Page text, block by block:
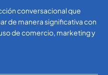
conversacional que
de manera significativa con
de comercio, marketing y